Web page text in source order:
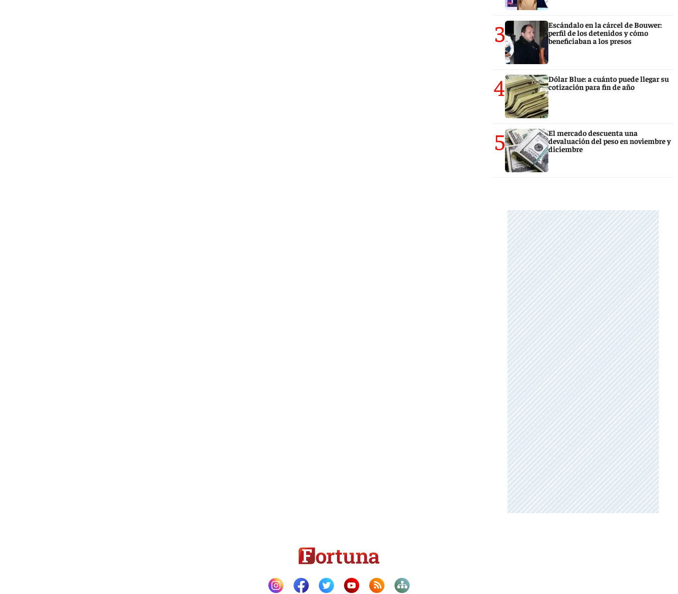
3
Escándalo en la cárcel de Bouwer:
perfil de los detenidos y cómo
beneficiaban a los presos
4
Dólar Blue: a cuánto puede llegar su
cotización para fin de año
5
El mercado descuenta una
devaluación del peso en noviembre y
diciembre